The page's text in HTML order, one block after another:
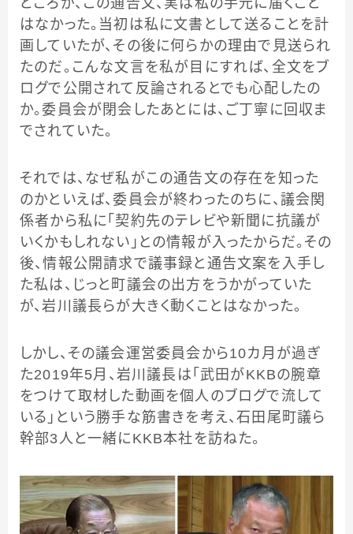
はなかった。当初は私に文書として送ることを計
画していたが、その後に何らかの理由で見送られ
たのだ。こんな文言を私が目にすれば、全文をブ
ログで公開されて反論されるとでも心配したの
か。委員会が閉会したあとには、ご丁寧に回収ま
でされていた。
それでは、なぜ私がこの通告文の存在を知った
のかといえば、委員会が終わったのちに、議会関
係者から私に「契約先のテレビや新聞に抗議が
いくかもしれない」との情報が入ったからだ。その
後、情報公開請求で議事録と通告文案を入手し
た私は、じっと町議会の出方をうかがっていた
が、岩川議長らが大きく動くことはなかった。
しかし、その議会運営委員会から10カ月が過ぎ
た2019年5月、岩川議長は「武田がKKBの腕章
をつけて取材した動画を個人のブログで流して
いる」という勝手な筋書きを考え、石田尾町議ら
幹部3人と一緒にKKB本社を訪ねた。